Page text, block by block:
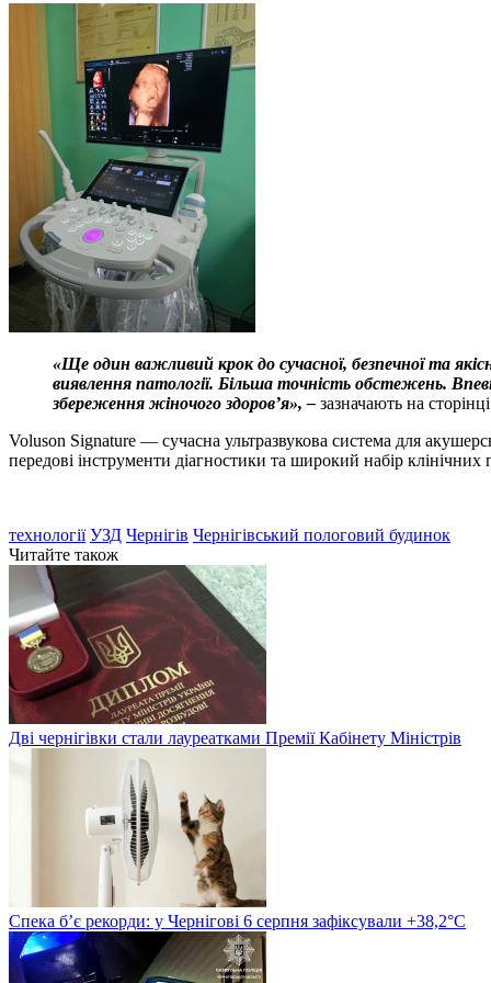
«Ще один важливий крок до сучасної, безпечної та
виявлення патології. Більша точність обстежень.
збереження жіночого здоров’я», – зазначають на
Voluson Signature — сучасна ультразвукова система для
передові інструменти діагностики та широкий набір
технології УЗД Чернігів Чернігівський пологовий будинок
Читайте також
Дві чернігівки стали лауреатками Премії Кабінету Міністрів
Спека б’є рекорди: у Чернігові 6 серпня зафіксували +38,2°С